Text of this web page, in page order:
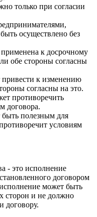
только при согласии
осуществлено без
к досрочному
обе стороны согласны
к изменению
согласны на это.
противоречить
договора.
полезным для
условиям
- это исполнение
договором
может быть
сторон и не должно
договору.